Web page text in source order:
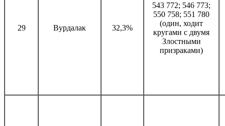
29 Вурдалак 32,3%
543 772; 546 773;
550 758; 551 780
(один, ходит
кругами с двумя
Злостными
призраками)